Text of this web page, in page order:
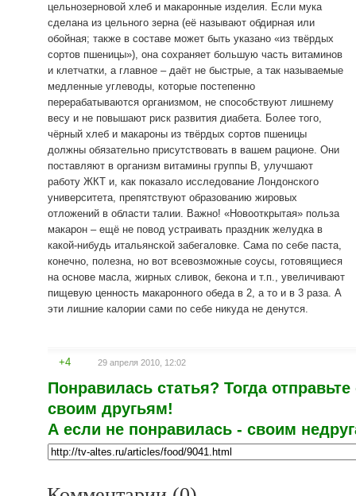
цельнозерновой хлеб и макаронные изделия. Если мука
сделана из цельного зерна (её называют обдирная или
обойная; также в составе может быть указано «из твёрдых
сортов пшеницы»), она сохраняет большую часть витаминов
и клетчатки, а главное – даёт не быстрые, а так называемые
медленные углеводы, которые постепенно
перерабатываются организмом, не способствуют лишнему
весу и не повышают риск развития диабета. Более того,
чёрный хлеб и макароны из твёрдых сортов пшеницы
должны обязательно присутствовать в вашем рационе. Они
поставляют в организм витамины группы В, улучшают
работу ЖКТ и, как показало исследование Лондонского
университета, препятствуют образованию жировых
отложений в области талии. Важно! «Новооткрытая» польза
макарон – ещё не повод устраивать праздник желудка в
какой-нибудь итальянской забегаловке. Сама по себе паста,
конечно, полезна, но вот всевозможные соусы, готовящиеся
на основе масла, жирных сливок, бекона и т.п., увеличивают
пищевую ценность макаронного обеда в 2, а то и в 3 раза. А
эти лишние калории сами по себе никуда не денутся.
+4 29 апреля 2010, 12:02
Понравилась статья? Тогда
своим другьям!
А если не понравилась - своим